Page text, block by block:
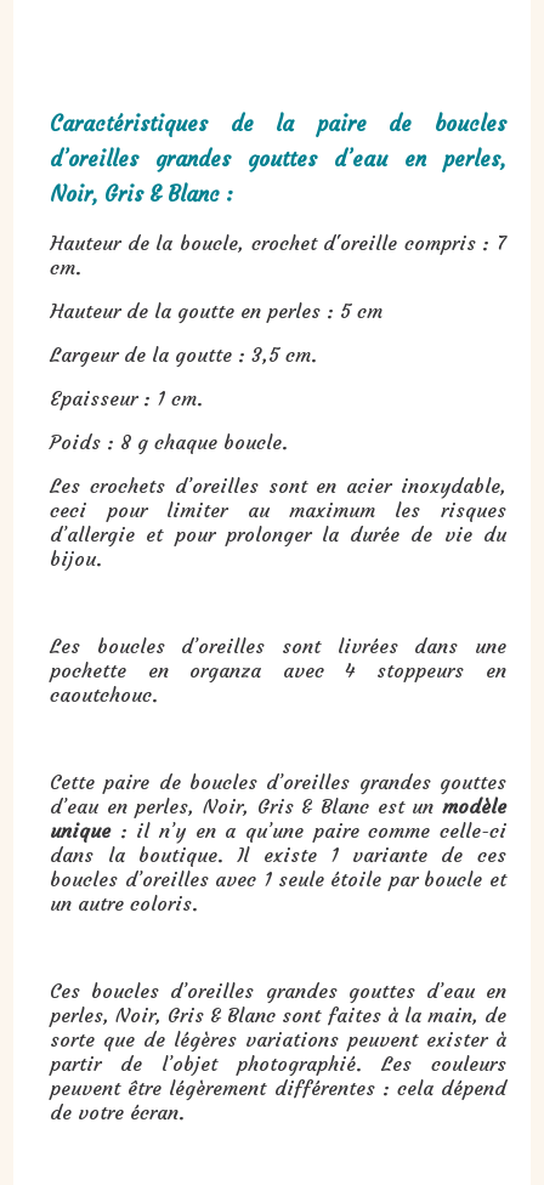
Caractéristiques de la paire de boucles
d’oreilles grandes gouttes d’eau en perles,
Noir, Gris & Blanc :
Hauteur de la boucle, crochet d'oreille compris : 7
cm.
Hauteur de la goutte en perles : 5 cm
Largeur de la goutte : 3,5 cm.
Epaisseur : 1 cm.
Poids : 8 g chaque boucle.
Les crochets d’oreilles sont en acier inoxydable,
ceci pour limiter au maximum les risques
d’allergie et pour prolonger la durée de vie du
bijou.
Les boucles d’oreilles sont livrées dans une
pochette en organza avec 4 stoppeurs en
caoutchouc.
Cette paire de boucles d’oreilles grandes gouttes
d’eau en perles, Noir, Gris & Blanc est un modèle
unique: il n’y en a qu’une paire comme celle-ci
dans la boutique. Il existe 1 variante de ces
boucles d’oreilles avec 1 seule étoile par boucle et
un autre coloris.
Ces boucles d’oreilles grandes gouttes d’eau en
perles, Noir, Gris & Blanc sont faites à la main, de
sorte que de légères variations peuvent exister à
partir de l’objet photographié. Les couleurs
peuvent être légèrement différentes : cela dépend
de votre écran.